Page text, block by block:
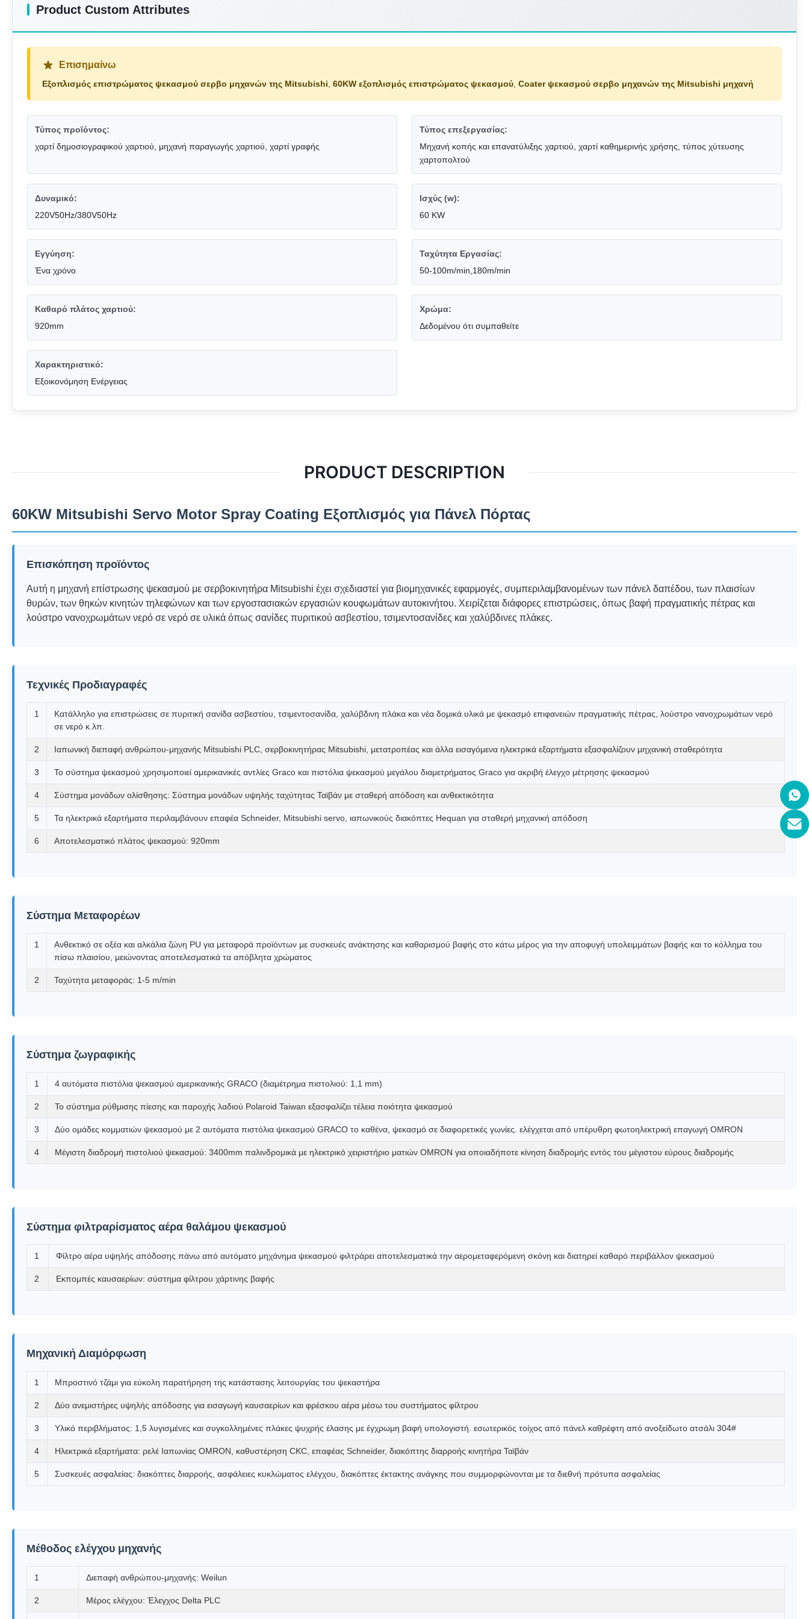
Product Custom Attributes
Επισημαίνω
Εξοπλισμός επιστρώματος ψεκασμού σερβο μηχανών της Mitsubishi 60KW εξοπλισμός επιστρώματος ψεκασμού Coater ψεκασμού σερβο μηχανών της Mitsubishi μηχανή
Τύπος προϊόντος:
χαρτί δημοσιογραφικού χαρτιού, μηχανή παραγωγής χαρτιού, χαρτί γραφής
Τύπος επεξεργασίας:
Μηχανή κοπής και επανατύλιξης χαρτιού, χαρτί καθημερινής χρήσης, τύπος χύτευσης
χαρτοπολτού
Δυναμικό:
220V50Hz/380V50Hz
Ισχύς (w):
60 KW
Εγγύηση:
Ένα χρόνο
Ταχύτητα Εργασίας:
50-100m/min,180m/min
Καθαρό πλάτος χαρτιού:
920mm
Χρώμα:
Δεδομένου ότι συμπαθείτε
Χαρακτηριστικό:
Εξοικονόμηση Ενέργειας
PRODUCT DESCRIPTION
60KW Mitsubishi Servo Motor Spray Coating Εξοπλισμός για Πάνελ Πόρτας
Επισκόπηση προϊόντος
Αυτή η μηχανή επίστρωσης ψεκασμού με σερβοκινητήρα Mitsubishi έχει σχεδιαστεί για βιομηχανικές εφαρμογές, συμπεριλαμβανομένων των πάνελ δαπέδου, των πλαισίων
θυρών, των θηκών κινητών τηλεφώνων και των εργοστασιακών εργασιών κουφωμάτων αυτοκινήτου. Χειρίζεται διάφορες επιστρώσεις, όπως βαφή πραγματικής πέτρας και
λούστρο νανοχρωμάτων νερό σε νερό σε υλικά όπως σανίδες πυριτικού ασβεστίου, τσιμεντοσανίδες και χαλύβδινες πλάκες.
Τεχνικές Προδιαγραφές
1
Κατάλληλο για επιστρώσεις σε πυριτική σανίδα ασβεστίου, τσιμεντοσανίδα, χαλύβδινη πλάκα και νέα δομικά υλικά με ψεκασμό επιφανειών πραγματικής πέτρας, λούστρο νανοχρωμάτων νερό
σε νερό κ.λπ.
2 Ιαπωνική διεπαφή ανθρώπου-μηχανής Mitsubishi PLC, σερβοκινητήρας Mitsubishi, μετατροπέας και άλλα εισαγόμενα ηλεκτρικά εξαρτήματα εξασφαλίζουν μηχανική σταθερότητα
3 Το σύστημα ψεκασμού χρησιμοποιεί αμερικανικές αντλίες Graco και πιστόλια ψεκασμού μεγάλου διαμετρήματος Graco για ακριβή έλεγχο μέτρησης ψεκασμού
4 Σύστημα μονάδων ολίσθησης: Σύστημα μονάδων υψηλής ταχύτητας Ταϊβάν με σταθερή απόδοση και ανθεκτικότητα
5 Τα ηλεκτρικά εξαρτήματα περιλαμβάνουν επαφέα Schneider, Mitsubishi servo, ιαπωνικούς διακόπτες Hequan για σταθερή μηχανική απόδοση
6 Αποτελεσματικό πλάτος ψεκασμού: 920mm
Σύστημα Μεταφορέων
1
Ανθεκτικό σε οξέα και αλκάλια ζώνη PU για μεταφορά προϊόντων με συσκευές ανάκτησης και καθαρισμού βαφής στο κάτω μέρος για την αποφυγή υπολειμμάτων βαφής και το κόλλημα του
πίσω πλαισίου, μειώνοντας αποτελεσματικά τα απόβλητα χρώματος
2 Ταχύτητα μεταφοράς: 1-5 m/min
Σύστημα ζωγραφικής
1 4 αυτόματα πιστόλια ψεκασμού αμερικανικής GRACO (διαμέτρημα πιστολιού: 1,1 mm)
2 Το σύστημα ρύθμισης πίεσης και παροχής λαδιού Polaroid Taiwan εξασφαλίζει τέλεια ποιότητα ψεκασμού
3 Δύο ομάδες κομματιών ψεκασμού με 2 αυτόματα πιστόλια ψεκασμού GRACO το καθένα, ψεκασμό σε διαφορετικές γωνίες. ελέγχεται από υπέρυθρη φωτοηλεκτρική επαγωγή OMRON
4 Μέγιστη διαδρομή πιστολιού ψεκασμού: 3400mm παλινδρομικά με ηλεκτρικό χειριστήριο ματιών OMRON για οποιαδήποτε κίνηση διαδρομής εντός του μέγιστου εύρους διαδρομής
Σύστημα φιλτραρίσματος αέρα θαλάμου ψεκασμού
1 Φίλτρο αέρα υψηλής απόδοσης πάνω από αυτόματο μηχάνημα ψεκασμού φιλτράρει αποτελεσματικά την αερομεταφερόμενη σκόνη και διατηρεί καθαρό περιβάλλον ψεκασμού
2 Εκπομπές καυσαερίων: σύστημα φίλτρου χάρτινης βαφής
Μηχανική Διαμόρφωση
1 Μπροστινό τζάμι για εύκολη παρατήρηση της κατάστασης λειτουργίας του ψεκαστήρα
2 Δύο ανεμιστήρες υψηλής απόδοσης για εισαγωγή καυσαερίων και φρέσκου αέρα μέσω του συστήματος φίλτρου
3 Υλικό περιβλήματος: 1,5 λυγισμένες και συγκολλημένες πλάκες ψυχρής έλασης με έγχρωμη βαφή υπολογιστή. εσωτερικός τοίχος από πάνελ καθρέφτη από ανοξείδωτο ατσάλι 304#
4 Ηλεκτρικά εξαρτήματα: ρελέ Ιαπωνίας OMRON, καθυστέρηση CKC, επαφέας Schneider, διακόπτης διαρροής κινητήρα Ταϊβάν
5 Συσκευές ασφαλείας: διακόπτες διαρροής, ασφάλειες κυκλώματος ελέγχου, διακόπτες έκτακτης ανάγκης που συμμορφώνονται με τα διεθνή πρότυπα ασφαλείας
Μέθοδος ελέγχου μηχανής
1 Διεπαφή ανθρώπου-μηχανής: Weilun
2 Μέρος ελέγχου: Έλεγχος Delta PLC